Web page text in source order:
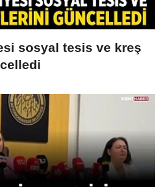
sosyal tesis ve kreş